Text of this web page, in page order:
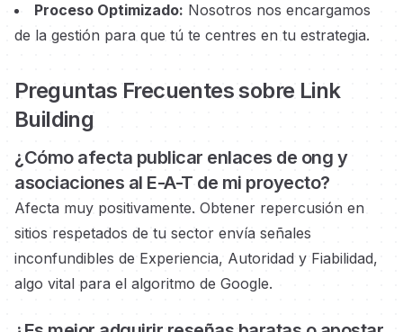
Proceso Optimizado: Nosotros nos encargamos
de la gestión para que tú te centres en tu estrategia.
Preguntas Frecuentes sobre Link
Building
¿Cómo afecta publicar enlaces de ong y
asociaciones al E-A-T de mi proyecto?
Afecta muy positivamente. Obtener repercusión en
sitios respetados de tu sector envía señales
inconfundibles de Experiencia, Autoridad y Fiabilidad,
algo vital para el algoritmo de Google.